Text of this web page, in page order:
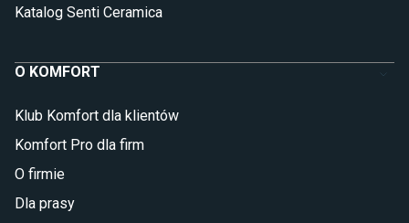
Katalog Senti Ceramica
O KOMFORT
Klub Komfort dla klientów
Komfort Pro dla firm
O firmie
Dla prasy